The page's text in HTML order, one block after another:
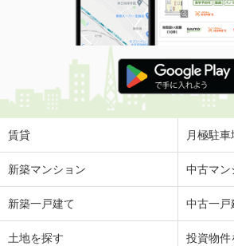
間取り
2LDK
山口県下関市伊倉新町２
価 格
8万円
住 所
山口県下関市伊倉
専有面積
山口県下関市彦島田の首町２
6.48万円
賃貸 月極駐車
新築マンション 中古マン
新築一戸建て 中古一戸
土地を探す 投資物件